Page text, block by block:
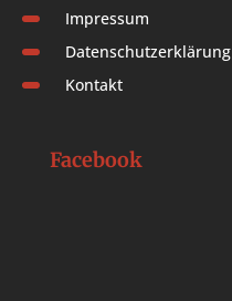
Impressum
Datenschutzerklärung
Kontakt
Facebook